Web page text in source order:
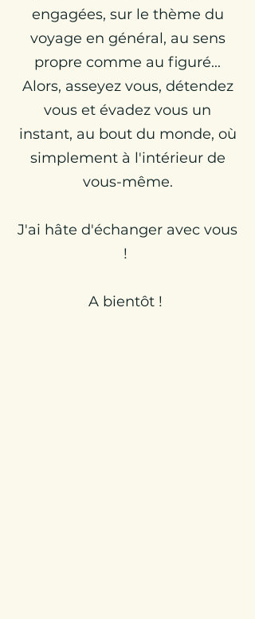
engagées, sur le thème du
voyage en général, au sens
propre comme au figuré...
Alors, asseyez vous, détendez
vous et évadez vous un
instant, au bout du monde, où
simplement à l'intérieur de
vous-même.
J'ai hâte d'échanger avec vous
!
A bientôt !